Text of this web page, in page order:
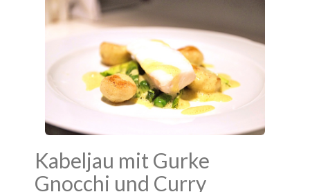
Kabeljau mit Gurke
Gnocchi und Curry